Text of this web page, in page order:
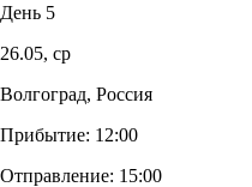
День 5
26.05, ср
Волгоград, Россия
Прибытие: 12:00
Отправление: 15:00